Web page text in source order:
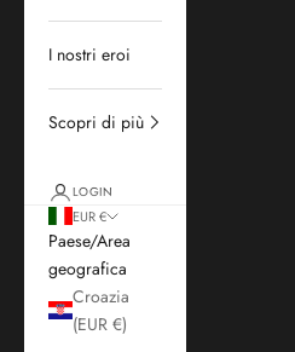
I nostri eroi
Scopri di più
LOGIN
EUR €
Paese/Area
geografica
Croazia
(EUR €)